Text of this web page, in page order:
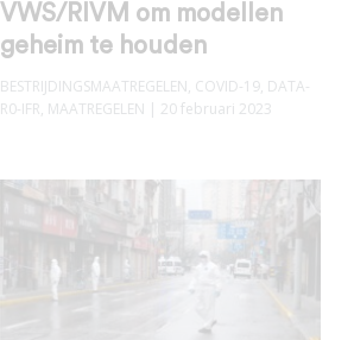
VWS/RIVM om modellen
geheim te houden
BESTRIJDINGSMAATREGELEN, COVID-19, DATA-
R0-IFR, MAATREGELEN | 20 februari 2023